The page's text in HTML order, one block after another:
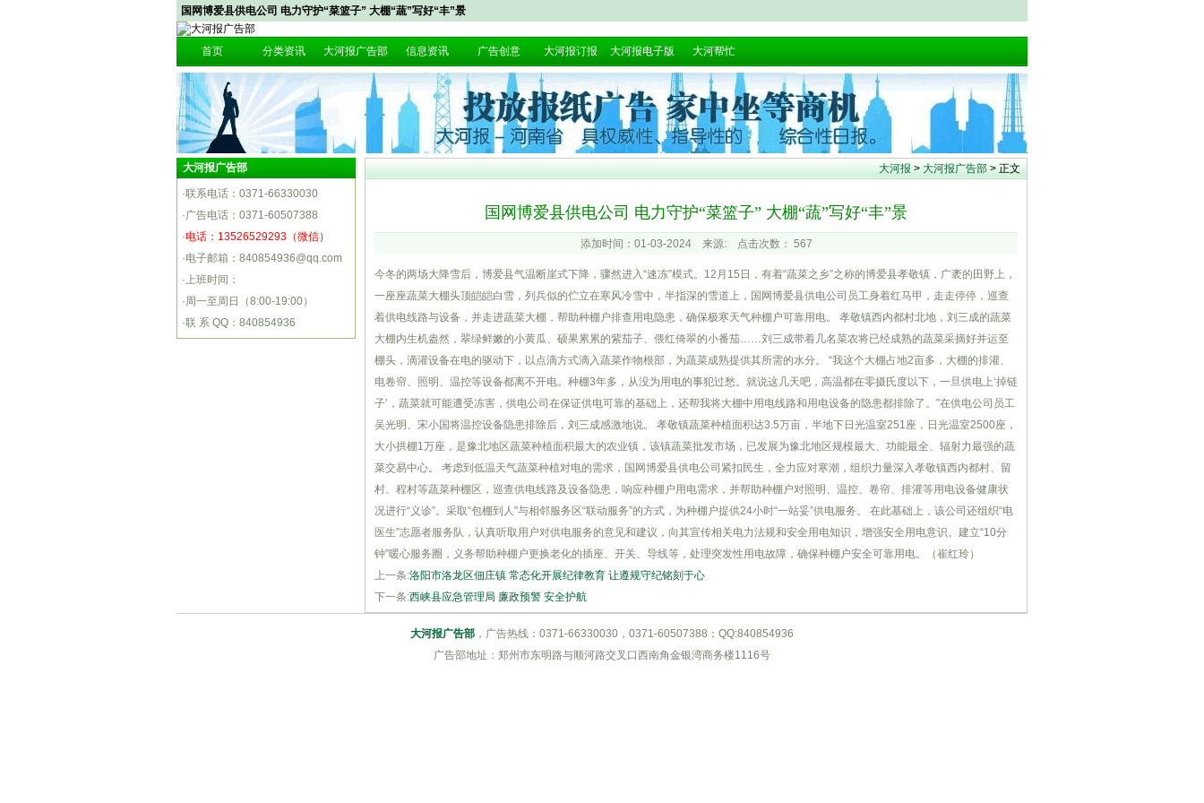
国网博爱县供电公司 电力守护“菜篮子” 大棚“蔬”写好“丰”景
首页 分类资讯 大河报广告部 信息资讯 广告创意 大河报订报 大河报电子版 大河帮忙
大河报广告部
·联系电话：0371-66330030
·广告电话：0371-60507388
·电话：13526529293（微信）
·电子邮箱：840854936@qq.com
·上班时间：
·周一至周日（8:00-19:00）
·联 系 QQ：840854936
大河报 > 大河报广告部 > 正文
国网博爱县供电公司 电力守护“菜篮子” 大棚“蔬”写好“丰”景
添加时间：01-03-2024 来源: 点击次数： 567
今冬的两场大降雪后，博爱县气温断崖式下降，骤然进入“速冻”模式。12月15日，有着“蔬菜之乡”之称的博爱县孝敬镇，广袤的田野上，
一座座蔬菜大棚头顶皑皑白雪，列兵似的伫立在寒风冷雪中，半指深的雪道上，国网博爱县供电公司员工身着红马甲，走走停停，巡查
着供电线路与设备，并走进蔬菜大棚，帮助种棚户排查用电隐患，确保极寒天气种棚户可靠用电。 孝敬镇西内都村北地，刘三成的蔬菜
大棚内生机盎然，翠绿鲜嫩的小黄瓜、硕果累累的紫茄子、偎红倚翠的小番茄……刘三成带着几名菜农将已经成熟的蔬菜采摘好并运至
棚头，滴灌设备在电的驱动下，以点滴方式滴入蔬菜作物根部，为蔬菜成熟提供其所需的水分。 “我这个大棚占地2亩多，大棚的排灌、
电卷帘、照明、温控等设备都离不开电。种棚3年多，从没为用电的事犯过愁。就说这几天吧，高温都在零摄氏度以下，一旦供电上‘掉链
子’，蔬菜就可能遭受冻害，供电公司在保证供电可靠的基础上，还帮我将大棚中用电线路和用电设备的隐患都排除了。”在供电公司员工
吴光明、宋小国将温控设备隐患排除后，刘三成感激地说。 孝敬镇蔬菜种植面积达3.5万亩，半地下日光温室251座，日光温室2500座，
大小拱棚1万座，是豫北地区蔬菜种植面积最大的农业镇，该镇蔬菜批发市场，已发展为豫北地区规模最大、功能最全、辐射力最强的蔬
菜交易中心。 考虑到低温天气蔬菜种植对电的需求，国网博爱县供电公司紧扣民生，全力应对寒潮，组织力量深入孝敬镇西内都村、留
村、程村等蔬菜种棚区，巡查供电线路及设备隐患，响应种棚户用电需求，并帮助种棚户对照明、温控、卷帘、排灌等用电设备健康状
况进行“义诊”。采取“包棚到人”与相邻服务区“联动服务”的方式，为种棚户提供24小时“一站妥”供电服务。 在此基础上，该公司还组织“电
医生”志愿者服务队，认真听取用户对供电服务的意见和建议，向其宣传相关电力法规和安全用电知识，增强安全用电意识。建立“10分
钟”暖心服务圈，义务帮助种棚户更换老化的插座、开关、导线等，处理突发性用电故障，确保种棚户安全可靠用电。（崔红玲）
上一条:洛阳市洛龙区佃庄镇 常态化开展纪律教育 让遵规守纪铭刻于心
下一条:西峡县应急管理局 廉政预警 安全护航
大河报广告部 ，广告热线：0371-66330030，0371-60507388；QQ:840854936
广告部地址：郑州市东明路与顺河路交叉口西南角金银湾商务楼1116号